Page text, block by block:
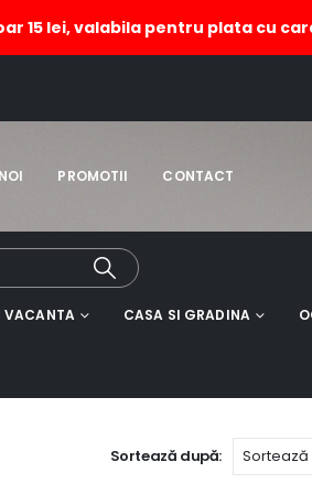
15 lei, valabila pentru plata cu
PROMOTII CONTACT
VACANTA CASA SI GRADINA
Sortează după: